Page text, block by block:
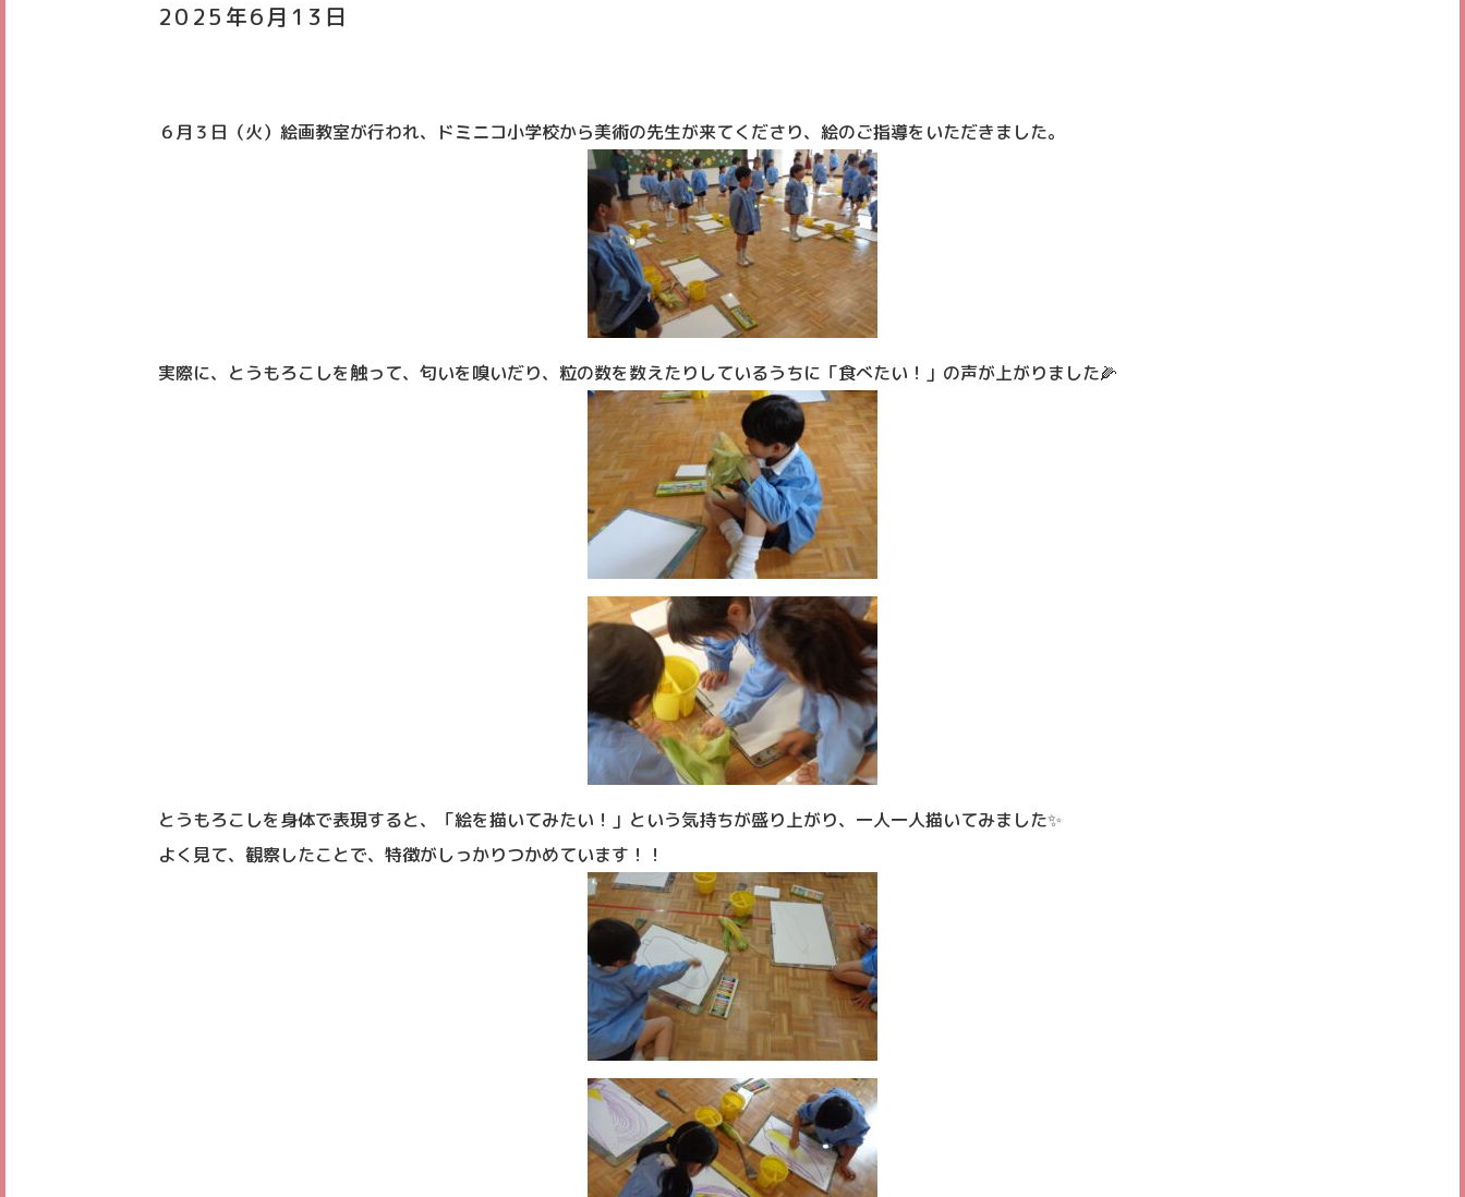
2025年6月13日
６月３日（火）絵画教室が行われ、ドミニコ小学校から美術の先生が来てくださり、絵のご指導をいただきました。
実際に、とうもろこしを触って、匂いを嗅いだり、粒の数を数えたりしているうちに「食べたい！」の声が上がりました🌽
とうもろこしを身体で表現すると、「絵を描いてみたい！」という気持ちが盛り上がり、 一人一人描いてみました✨
よく見て、観察したことで、特徴がしっかりつかめています！！